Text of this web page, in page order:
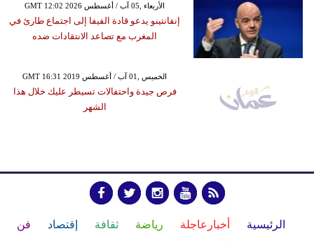
GMT 12:02 2026 الأربعاء ,05 آب / أغسطس
إنفانتينو يدعو قادة الفيفا إلى اجتماع طارئ في
المغرب مع تصاعد الانتقادات ضده
GMT 16:31 2019 الخميس ,01 آب / أغسطس
فرص جيدة واحتفالات تسيطر عليك خلال هذا
الشهر
الرئيسية أخبارعاجلة رياضة ثقافة إقتصاد فن